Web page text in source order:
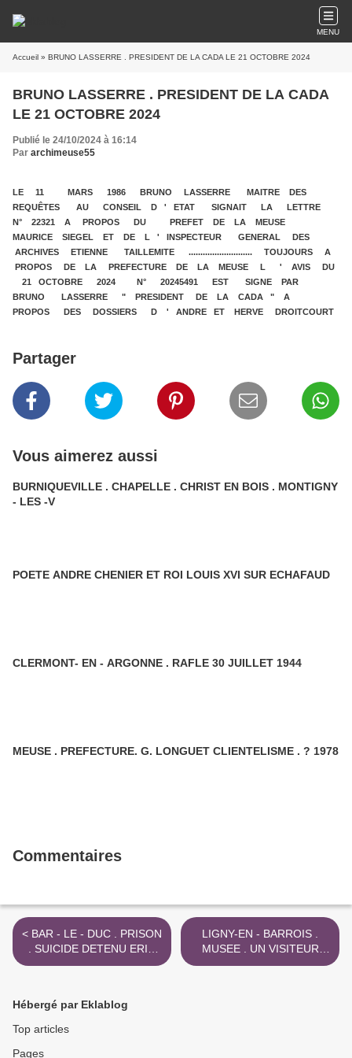
MENU
Accueil » BRUNO LASSERRE . PRESIDENT DE LA CADA LE 21 OCTOBRE 2024
BRUNO LASSERRE . PRESIDENT DE LA CADA
LE 21 OCTOBRE 2024
Publié le 24/10/2024 à 16:14
Par archimeuse55
LE 11 MARS 1986 BRUNO LASSERRE MAITRE DES
REQUÊTES AU CONSEIL D ' ETAT SIGNAIT LA LETTRE
N° 22321 A PROPOS DU PREFET DE LA MEUSE
MAURICE SIEGEL ET DE L ' INSPECTEUR GENERAL DES
ARCHIVES ETIENNE TAILLEMITE ........................... TOUJOURS A
PROPOS DE LA PREFECTURE DE LA MEUSE L ' AVIS DU
21 OCTOBRE 2024 N° 20245491 EST SIGNE PAR
BRUNO LASSERRE " PRESIDENT DE LA CADA " A
PROPOS DES DOSSIERS D ' ANDRE ET HERVE DROITCOURT
Partager
Vous aimerez aussi
BURNIQUEVILLE . CHAPELLE . CHRIST EN BOIS . MONTIGNY
- LES -V
POETE ANDRE CHENIER ET ROI LOUIS XVI SUR ECHAFAUD
CLERMONT- EN - ARGONNE . RAFLE 30 JUILLET 1944
MEUSE . PREFECTURE. G. LONGUET CLIENTELISME . ? 1978
Commentaires
< BAR - LE - DUC . PRISON
HAGGER . 06 . 2015
LIGNY-EN - BARROIS .
MUSEE . UN VISITEUR
PAR JOUR ? EN 2024 >
Hébergé par Eklablog
Top articles
Pages